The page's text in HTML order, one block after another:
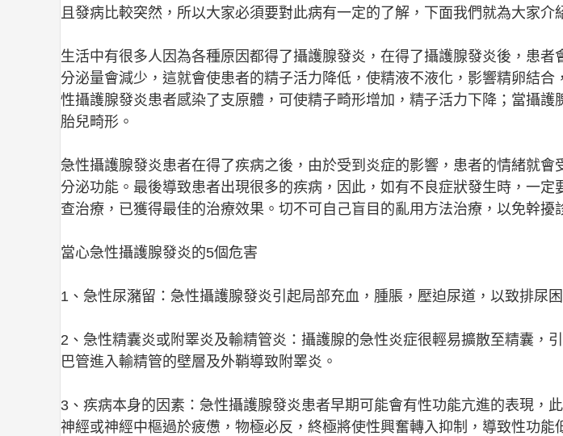
且發病比較突然，所以大家必須要對此病有一定的了解，下面我們就為大家介
生活中有很多人因為各種原因都得了攝護腺發炎，在得了攝護腺發炎後，患
分泌量會減少，這就會使患者的精子活力降低，使精液不液化，影響精卵結合
性攝護腺發炎患者感染了支原體，可使精子畸形增加，精子活力下降；當攝護
胎兒畸形。
急性攝護腺發炎患者在得了疾病之後，由於受到炎症的影響，患者的情緒就
分泌功能。最後導致患者出現很多的疾病，因此，如有不良症狀發生時，一
查治療，已獲得最佳的治療效果。切不可自己盲目的亂用方法治療，以免幹擾
當心急性攝護腺發炎的5個危害
1、急性尿瀦留：急性攝護腺發炎引起局部充血，腫脹，壓迫尿道，以致排尿
2、急性精囊炎或附睪炎及輸精管炎：攝護腺的急性炎症很輕易擴散至精囊，
巴管進入輸精管的壁層及外鞘導致附睪炎。
3、疾病本身的因素：急性攝護腺發炎患者早期可能會有性功能亢進的表現，
神經或神經中樞過於疲憊，物極必反，終極將使性興奮轉入抑制，導致性功能